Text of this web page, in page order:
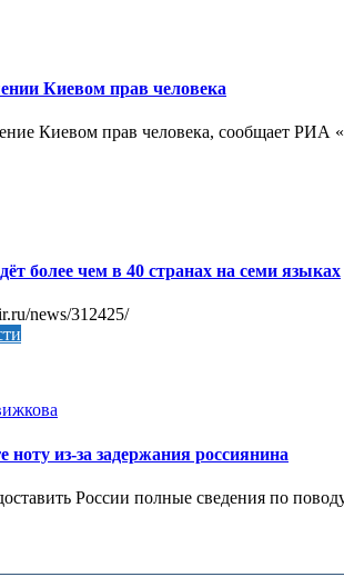
Киевом прав человека
Киевом прав человека, сообщает РИА
более чем в 40 странах на семи языках
news/312425/
из-за задержания россиянина
России полные сведения по